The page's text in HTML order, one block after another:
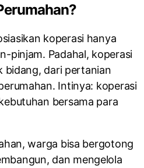
koperasi hanya
pinjam. Padahal, koperasi
bidang, dari pertanian
Intinya: koperasi
bersama para
warga bisa bergotong
dan mengelola